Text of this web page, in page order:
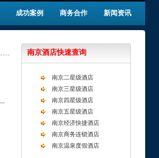
成功案例 商务合作 新闻资讯
南京酒店快速查询
南京二星级酒店
南京三星级酒店
南京四星级酒店
南京五星级酒店
南京经济快捷酒店
南京商务连锁酒店
南京温泉度假酒店